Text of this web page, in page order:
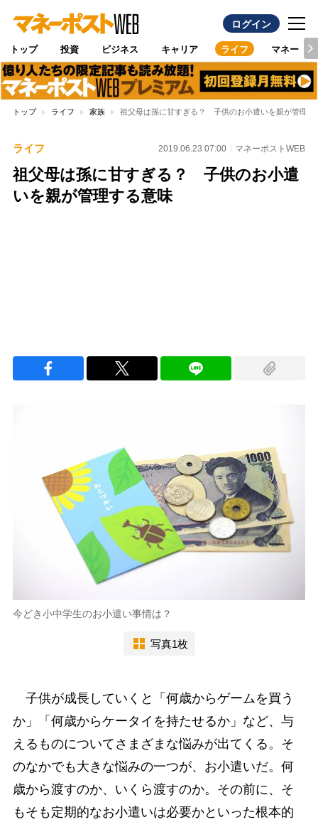
ログイン
トップ 投資 ビジネス キャリア ライフ マネー
トップ ライフ 家族 祖父母は孫に甘すぎる？ 子供のお小遣いを親が管理す
ライフ 2019.06.23 07:00 マネーポストWEB
祖父母は孫に甘すぎる？ 子供のお小遣
いを親が管理する意味
今どき小中学生のお小遣い事情は？
写真1枚
子供が成長していくと「何歳からゲームを買う
か」「何歳からケータイを持たせるか」など、与
えるものについてさまざまな悩みが出てくる。そ
のなかでも大きな悩みの一つが、お小遣いだ。何
歳から渡すのか、いくら渡すのか。その前に、そ
もそも定期的なお小遣いは必要かといった根本的